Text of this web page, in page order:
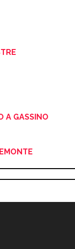
A GASSINO